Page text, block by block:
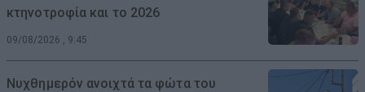
κτηνοτροφία και το 2026
09/08/2026 , 9:45
Νυχθημερόν ανοιχτά τα φώτα του